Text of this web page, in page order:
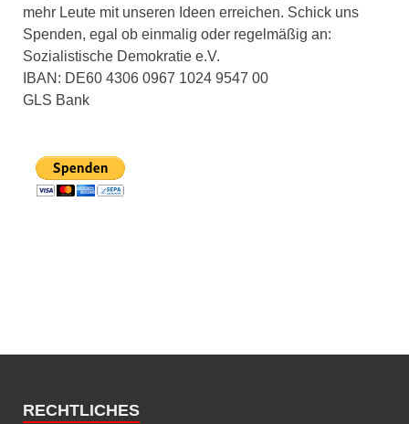
mehr Leute mit unseren Ideen erreichen. Schick uns
Spenden, egal ob einmalig oder regelmäßig an:
Sozialistische Demokratie e.V.
IBAN: DE60 4306 0967 1024 9547 00
GLS Bank
RECHTLICHES